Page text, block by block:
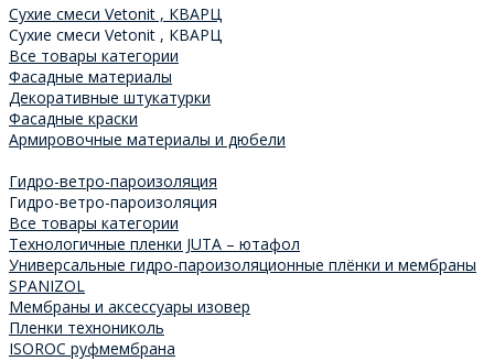
Сухие смеси Vetonit , КВАРЦ
Сухие смеси Vetonit , КВАРЦ
Все товары категории
Фасадные материалы
Декоративные штукатурки
Фасадные краски
Армировочные материалы и дюбели
Гидро-ветро-пароизоляция
Гидро-ветро-пароизоляция
Все товары категории
Технологичные пленки JUTA – ютафол
Универсальные гидро-пароизоляционные плёнки и мембраны
SPANIZOL
Мембраны и аксессуары изовер
Пленки технониколь
ISOROC руфмембрана